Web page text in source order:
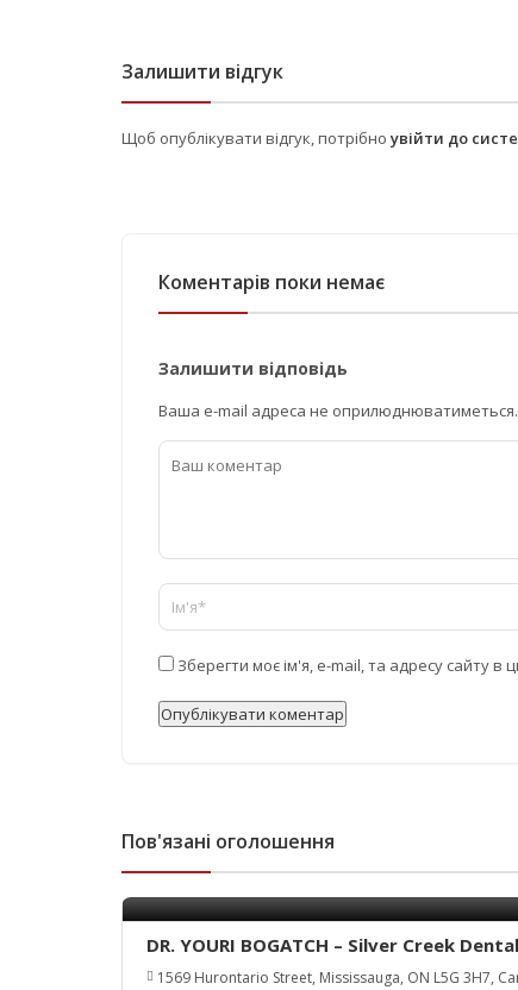
Залишити відгук
Щоб опублікувати відгук, потрібно увійти до
Коментарів поки немає
Залишити відповідь
Ваша e-mail адреса не оприлюднюватиметься.
Зберегти моє ім'я, e-mail, та адресу сайту в
Пов'язані оголошення
DR. YOURI BOGATCH – Silver Creek Dental
1569 Hurontario Street, Mississauga, ON L5G 3H7,